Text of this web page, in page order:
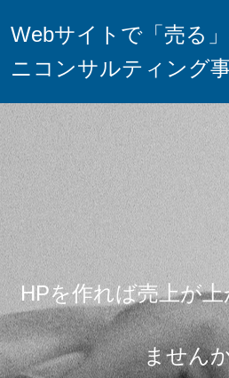
Webサイトで「売る
ニコンサルティング
HPを作れば売上が
ません